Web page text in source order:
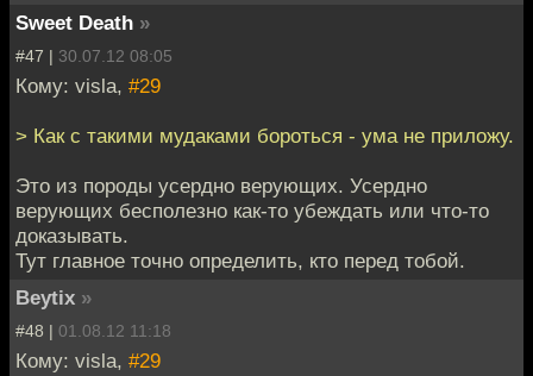
Sweet Death »
#47 | 30.07.12 08:05
Кому: visla, #29
> Как с такими мудаками бороться - ума не приложу.
Это из породы усердно верующих. Усердно
верующих бесполезно как-то убеждать или что-то
доказывать.
Тут главное точно определить, кто перед тобой.
Beytix »
#48 | 01.08.12 11:18
Кому: visla, #29